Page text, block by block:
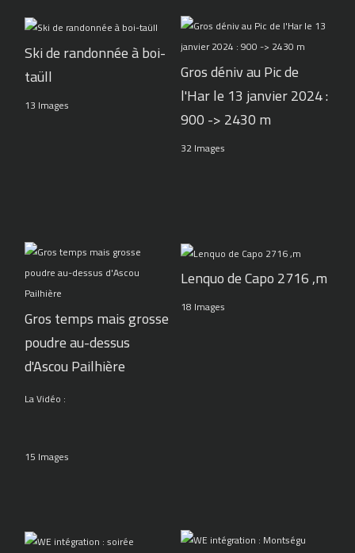
Ski de randonnée à boi-
taüll
13 Images
Gros déniv au Pic de
l'Har le 13 janvier 2024 :
900 -> 2430 m
32 Images
Gros temps mais grosse
poudre au-dessus
d'Ascou Pailhière
La Vidéo :
15 Images
Lenquo de Capo 2716 ,m
18 Images